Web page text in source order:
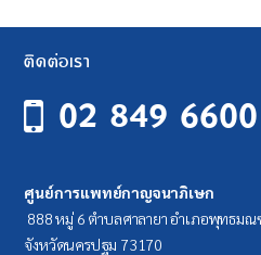
ติดต่อเรา
02 849 6600
ศูนย์การแพทย์กาญจนาภิเษก
888 หมู่ 6 ตำบลศาลายา อำเภอพุทธมณ
จังหวัดนครปฐม 73170